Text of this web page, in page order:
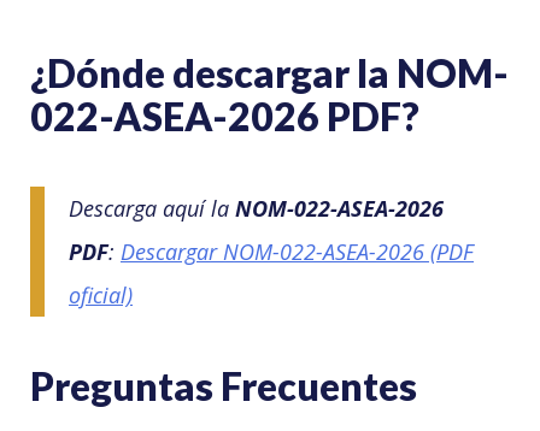
¿Dónde descargar la NOM-
022-ASEA-2026 PDF?
Descarga aquí la NOM-022-ASEA-2026
PDF: Descargar NOM-022-ASEA-2026 (PDF
oficial)
Preguntas Frecuentes